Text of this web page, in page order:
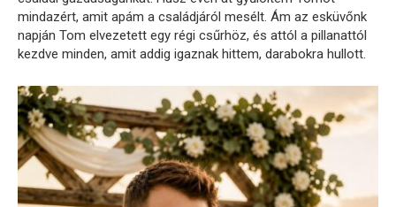
mindazért, amit apám a családjáról mesélt. Ám az esküvőnk
napján Tom elvezetett egy régi csűrhöz, és attól a pillanattól
kezdve minden, amit addig igaznak hittem, darabokra hullott.